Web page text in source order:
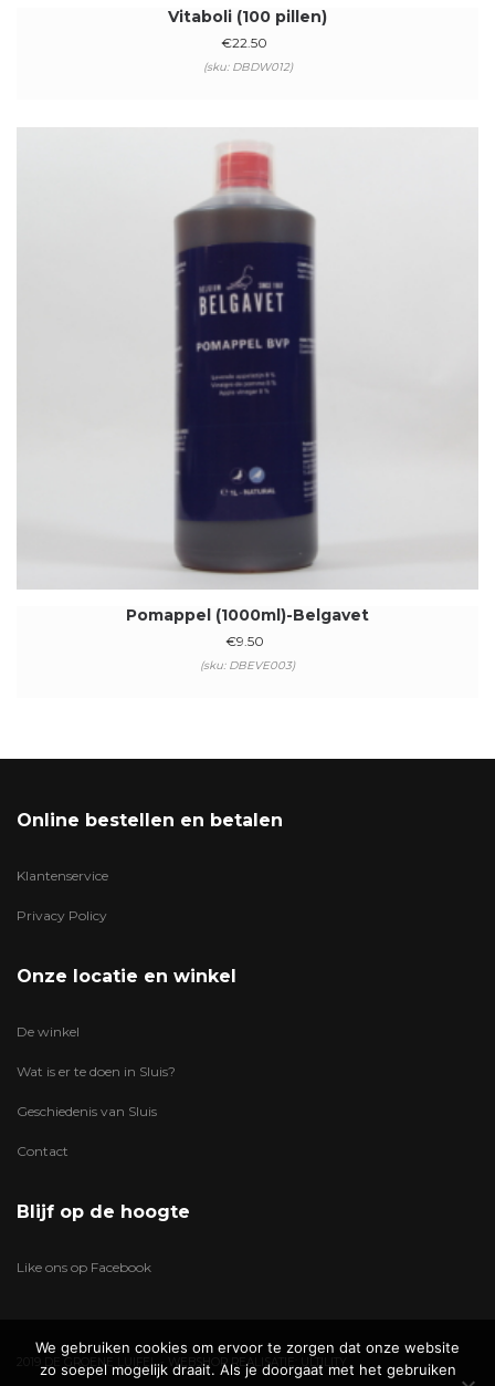
Vitaboli (100 pillen)
€22.50
(sku: DBDW012)
Pomappel (1000ml)-Belgavet
€9.50
(sku: DBEVE003)
Online bestellen en betalen
Klantenservice
Privacy Policy
Onze locatie en winkel
De winkel
Wat is er te doen in Sluis?
Geschiedenis van Sluis
Contact
Blijf op de hoogte
Like ons op Facebook
2019 DE GROENE LUIFEL - WEBSHOP REALISATIE: ULTILITY
We gebruiken cookies om ervoor te zorgen dat onze website
zo soepel mogelijk draait. Als je doorgaat met het gebruiken